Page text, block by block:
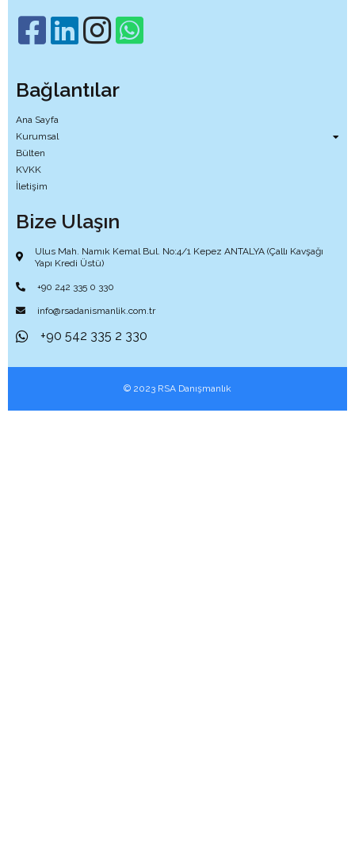
Bağlantılar
Ana Sayfa
Kurumsal
Bülten
KVKK
İletişim
Bize Ulaşın
Ulus Mah. Namık Kemal Bul. No:4/1 Kepez ANTALYA (Çallı Kavşağı
Yapı Kredi Üstü)
+90 242 335 0 330
info@rsadanismanlik.com.tr
+90 542 335 2 330
© 2023 RSA Danışmanlık